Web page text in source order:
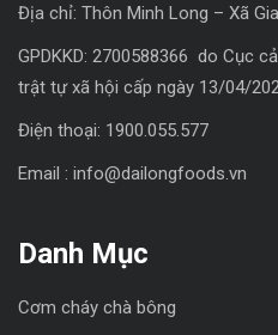
Địa chỉ: Thôn Minh Long – Xã
GPDKKD: 2700588366 do Cục
trật tự xã hội cấp ngày 13/04/
Điện thoại: 1900.055.577
Email : info@dailongfoods.vn
Danh Mục
Cơm cháy chà bông